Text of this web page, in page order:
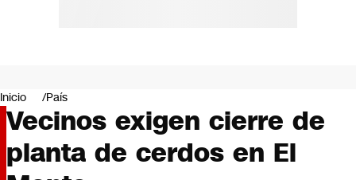
Negocios
Deportes
Programas completos
Cultura
Servicios
Inicio País
Vecinos exigen cierre de
planta de cerdos en El